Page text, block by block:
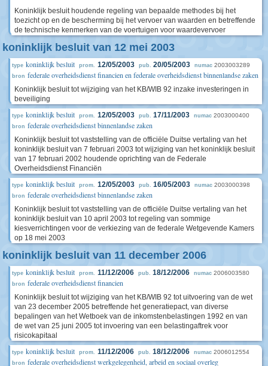
Koninklijk besluit houdende regeling van bepaalde methodes bij het
toezicht op en de bescherming bij het vervoer van waarden en betreffende
de technische kenmerken van de voertuigen voor waardevervoer
koninklijk besluit van 12 mei 2003
type koninklijk besluit prom. 12/05/2003 pub. 20/05/2003 numac 2003003289
bron federale overheidsdienst financien en federale overheidsdienst binnenlandse zaken
Koninklijk besluit tot wijziging van het KB/WIB 92 inzake investeringen in
beveiliging
type koninklijk besluit prom. 12/05/2003 pub. 17/11/2003 numac 2003000400
bron federale overheidsdienst binnenlandse zaken
Koninklijk besluit tot vaststelling van de officiële Duitse vertaling van het
koninklijk besluit van 7 februari 2003 tot wijziging van het koninklijk besluit
van 17 februari 2002 houdende oprichting van de Federale
Overheidsdienst Financiën
type koninklijk besluit prom. 12/05/2003 pub. 16/05/2003 numac 2003000398
bron federale overheidsdienst binnenlandse zaken
Koninklijk besluit tot vaststelling van de officiële Duitse vertaling van het
koninklijk besluit van 10 april 2003 tot regeling van sommige
kiesverrichtingen voor de verkiezing van de federale Wetgevende Kamers
op 18 mei 2003
koninklijk besluit van 11 december 2006
type koninklijk besluit prom. 11/12/2006 pub. 18/12/2006 numac 2006003580
bron federale overheidsdienst financien
Koninklijk besluit tot wijziging van het KB/WIB 92 tot uitvoering van de wet
van 23 december 2005 betreffende het generatiepact, van diverse
bepalingen van het Wetboek van de inkomstenbelastingen 1992 en van
de wet van 25 juni 2005 tot invoering van een belastingaftrek voor
risicokapitaal
type koninklijk besluit prom. 11/12/2006 pub. 18/12/2006 numac 2006012554
bron federale overheidsdienst werkgelegenheid, arbeid en sociaal overleg